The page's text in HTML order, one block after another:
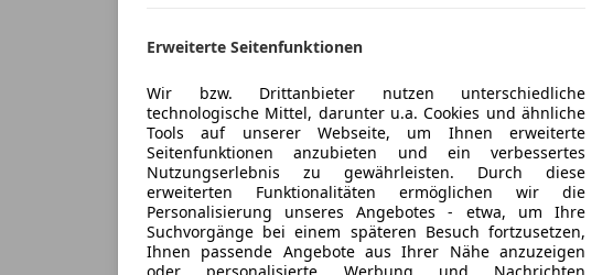
Android
Apple
DAB-Radio
Radio
USB
W-Lan /
* Infinity Voll-LED Scheinwerfer mit Lichtsignatur
* Seitliche Chrome Plakette mit 500 Torino
* Spezieller Sitzbezug in Grau/Schwarz
* mit Karo-Muster und eingeprägtem 500 Logo
* inklusive dem Schriftzug „Fabbrica Italiana
* Armaturenbretteinfassung in Glanzgrau
**Ausstattung:**
* 16“ Leichtmetallräder
* 10,25“ UconnectTM 5 Infotainmentsystem mit
Mehr anzeigen
Erweiterte Seitenfunktionen
Wir bzw. Drittanbieter nutzen unterschiedliche
technologische Mittel, darunter u.a. Cookies und ähnliche
Tools auf unserer Webseite, um Ihnen erweiterte
Seitenfunktionen anzubieten und ein verbessertes
Nutzungserlebnis zu gewährleisten. Durch diese
erweiterten Funktionalitäten ermöglichen wir die
Personalisierung unseres Angebotes - etwa, um Ihre
Suchvorgänge bei einem späteren Besuch fortzusetzen,
Ihnen passende Angebote aus Ihrer Nähe anzuzeigen